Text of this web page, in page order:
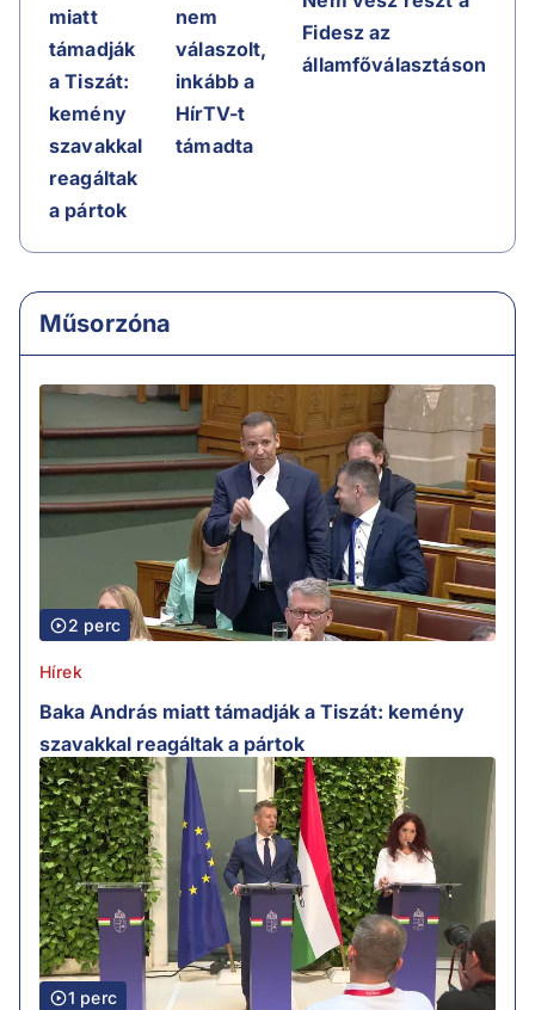
miatt
támadják
a Tiszát:
kemény
szavakkal
reagáltak
a pártok
nem
válaszolt,
inkább a
HírTV-t
támadta
Fidesz az
államfőválasztáson
Műsorzóna
2 perc
Hírek
Baka András miatt támadják a Tiszát: kemény
szavakkal reagáltak a pártok
1 perc